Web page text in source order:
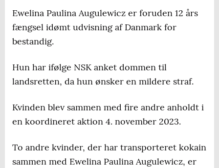
Ewelina Paulina Augulewicz er foruden 12 års
fængsel idømt udvisning af Danmark for
bestandig.
Hun har ifølge NSK anket dommen til
landsretten, da hun ønsker en mildere straf.
Kvinden blev sammen med fire andre anholdt i
en koordineret aktion 4. november 2023.
To andre kvinder, der har transporteret kokain
sammen med Ewelina Paulina Augulewicz, er